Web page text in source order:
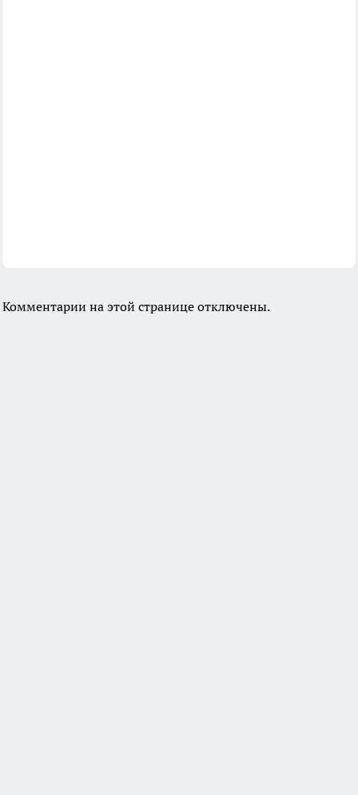
Комментарии на этой странице отключены.